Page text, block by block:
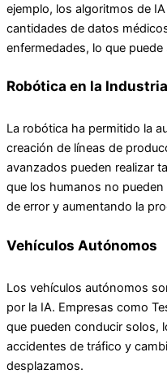
ejemplo, los algoritmos de
cantidades de datos
enfermedades, lo que puede
Robótica en la Industria
La robótica ha permitido la
creación de líneas de
avanzados pueden realizar
que los humanos no pueden
de error y aumentando la
Vehículos Autónomos
Los vehículos autónomos
por la IA. Empresas como
que pueden conducir solos,
accidentes de tráfico y
desplazamos.